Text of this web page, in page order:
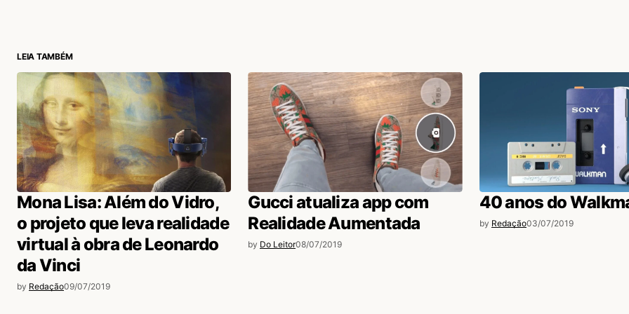
LEIA TAMBÉM
Mona Lisa: Além do Vidro,
o projeto que leva realidade
virtual à obra de Leonardo
da Vinci
by Redação09/07/2019
Gucci atualiza app com
Realidade Aumentada
by Do Leitor08/07/2019
40 anos do
by Redação03/07/2019